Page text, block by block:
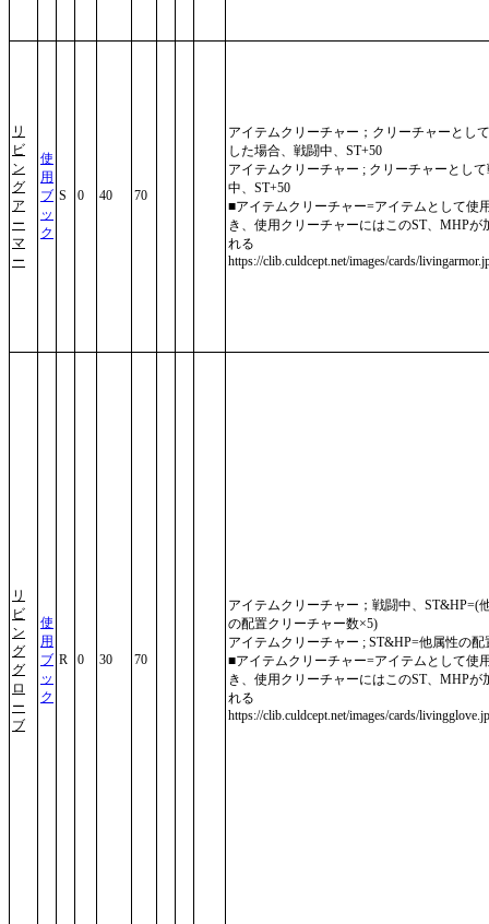
リ
ビ
ン
グ
ア
ー
マ
ー
使
用
ブ
ッ
ク
S 0 40 70
アイテムクリーチャー；クリーチャーとし
した場合、戦闘中、ST+50
アイテムクリーチャー ; クリーチャーとし
中、ST+50
■アイテムクリーチャー=アイテムとして使
き、使用クリーチャーにはこのST、MHPが
れる
https://clib.culdcept.net/images/cards/
リ
ビ
ン
グ
グ
ロ
ー
ブ
使
用
ブ
ッ
ク
R 0 30 70
アイテムクリーチャー；戦闘中、ST&HP=(
の配置クリーチャー数×5)
アイテムクリーチャー ; ST&HP=他属性の配
■アイテムクリーチャー=アイテムとして使
き、使用クリーチャーにはこのST、MHPが
れる
https://clib.culdcept.net/images/cards/